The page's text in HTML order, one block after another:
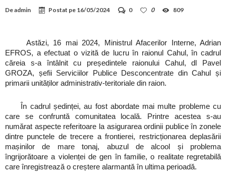
Deadmin Postat pe 16/05/2024 0 0 809
Astăzi, 16 mai 2024, Ministrul Afacerilor Interne, Adrian
EFROS, a efectuat o vizită de lucru în raionul Cahul, în cadrul
căreia s-a întâlnit cu președintele raionului Cahul, dl Pavel
GROZA, șefii Serviciilor Publice Desconcentrate din Cahul și
primarii unităților administrativ-teritoriale din raion.
În cadrul ședinței, au fost abordate mai multe probleme cu
care se confruntă comunitatea locală. Printre acestea s-au
numărat aspecte referitoare la asigurarea ordinii publice în zonele
dintre punctele de trecere a frontierei, restricționarea deplasării
mașinilor de mare tonaj, abuzul de alcool și problema
îngrijorătoare a violenței de gen în familie, o realitate regretabilă
care înregistrează o creștere alarmantă în ultima perioadă.